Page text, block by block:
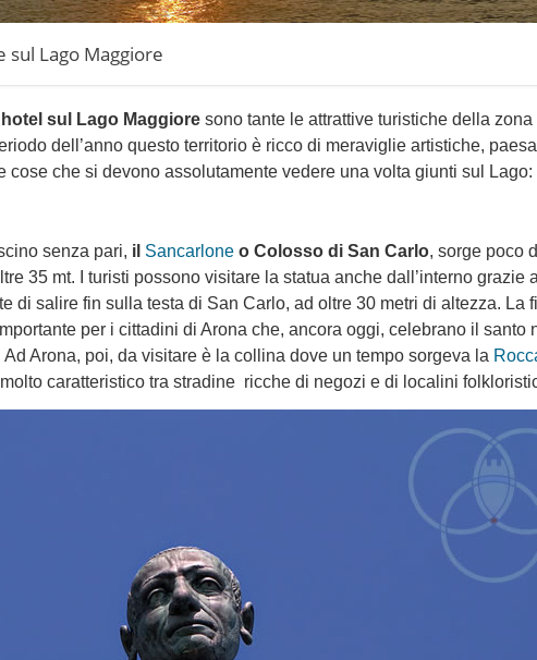
sul Lago Maggiore
sul Lago Maggiore sono tante le attrattive turistiche della zona
dell’anno questo territorio è ricco di meraviglie artistiche,
cose che si devono assolutamente vedere una volta giunti sul Lago:
senza pari, il Sancarlone o Colosso di San Carlo, sorge poco
35 mt. I turisti possono visitare la statua anche dall’interno grazie
di salire fin sulla testa di San Carlo, ad oltre 30 metri di altezza. La
per i cittadini di Arona che, ancora oggi, celebrano il santo
Arona, poi, da visitare è la collina dove un tempo sorgeva la
caratteristico tra stradine ricche di negozi e di localini